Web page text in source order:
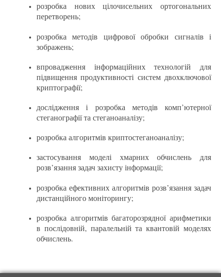
розробка нових цілочисельних ортогональних
перетворень;
розробка методів цифрової обробки сигналів і
зображень;
впровадження інформаційних технологій для
підвищення продуктивності систем двохключової
криптографії;
дослідження і розробка методів комп’ютерної
стеганографії та стеганоаналізу;
розробка алгоритмів криптостеганоаналізу;
застосування моделі хмарних обчислень для
розв’язання задач захисту інформації;
розробка ефективних алгоритмів розв’язання задач
дистанційного моніторингу;
розробка алгоритмів багаторозрядної арифметики
в послідовній, паралельній та квантовій моделях
обчислень.